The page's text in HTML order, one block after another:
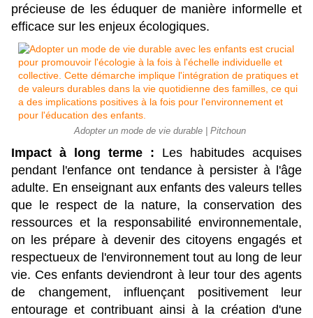
précieuse de les éduquer de manière informelle et
efficace sur les enjeux écologiques.
Adopter un mode de vie durable | Pitchoun
Impact à long terme : Les habitudes acquises
pendant l'enfance ont tendance à persister à l'âge
adulte. En enseignant aux enfants des valeurs telles
que le respect de la nature, la conservation des
ressources et la responsabilité environnementale,
on les prépare à devenir des citoyens engagés et
respectueux de l'environnement tout au long de leur
vie. Ces enfants deviendront à leur tour des agents
de changement, influençant positivement leur
entourage et contribuant ainsi à la création d'une